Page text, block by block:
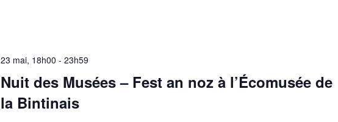
23 mai, 18h00 - 23h59
Nuit des Musées – Fest an noz à l’Écomusée de
la Bintinais